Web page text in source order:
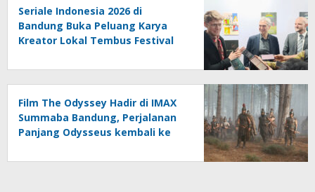
Seriale Indonesia 2026 di
Bandung Buka Peluang Karya
Kreator Lokal Tembus Festival
Film The Odyssey Hadir di IMAX
Summaba Bandung, Perjalanan
Panjang Odysseus kembali ke